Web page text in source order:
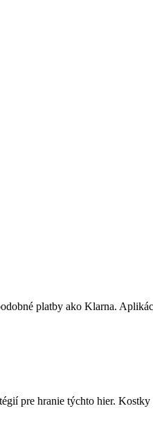
platby ako Klarna.
pre hranie týchto hier.